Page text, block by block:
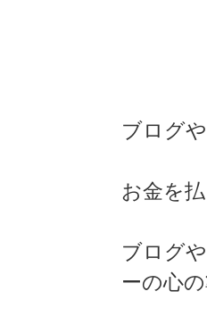
ブログ
お金を
ブログ
ーの心